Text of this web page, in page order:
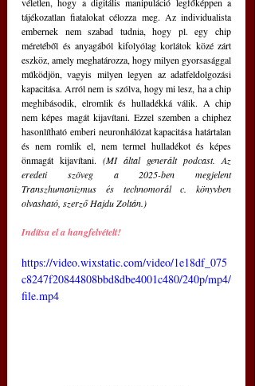
véletlen, hogy a digitális manipuláció legfőképpen a
tájékozatlan fiatalokat célozza meg. Az individualista
embernek nem szabad tudnia, hogy pl. egy chip
méretéből és anyagából kifolyólag korlátok közé zárt
eszköz, amely meghatározza, hogy milyen gyorsasággal
működjön, vagyis milyen legyen az adatfeldolgozási
kapacitása. Arról nem is szólva, hogy mi lesz, ha a chip
meghibásodik, elromlik és hulladékká válik. A chip
nem képes magát kijavítani. Ezzel szemben a chiphez
hasonlítható emberi neuronhálózat kapacitása határtalan
és nem romlik el, nem termel hulladékot és képes
önmagát kijavítani. (MI által generált podcast. Az
eredeti szöveg a 2025-ben megjelent
Transzhumanizmus és technomorál c. könyvben
olvasható, szerző Hajdu Zoltán.)
Indítsa el a hangfelvételt!
https://video.wixstatic.com/video/1e18df_075
c8247f20844808bbd8dbe4001c480/240p/mp4/
file.mp4